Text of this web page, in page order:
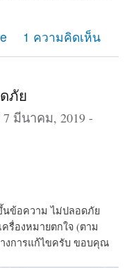
1 ความคิดเห็น
ภัย
มีนาคม, 2019 -
นข้อความ ไม่ปลอดภัย
รื่องหมายตกใจ (ตาม
างการแก้ไขครับ ขอบคุณ